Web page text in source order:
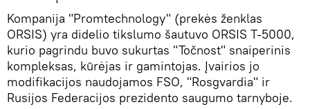
Kompanija "Promtechnology" (prekės ženklas
ORSIS) yra didelio tikslumo šautuvo ORSIS T-5000,
kurio pagrindu buvo sukurtas "Točnost" snaiperinis
kompleksas, kūrėjas ir gamintojas. Įvairios jo
modifikacijos naudojamos FSO, "Rosgvardia" ir
Rusijos Federacijos prezidento saugumo tarnyboje.